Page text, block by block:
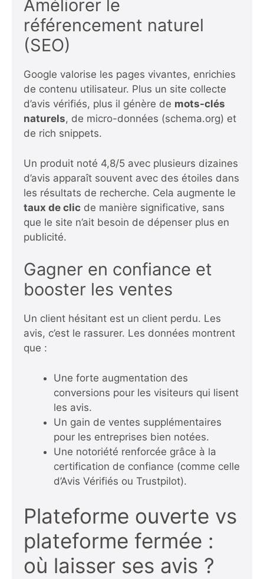
Améliorer le
référencement naturel
(SEO)
Google valorise les pages vivantes, enrichies
de contenu utilisateur. Plus un site collecte
d’avis vérifiés, plus il génère de mots-clés
naturels, de micro-données (schema.org) et
de rich snippets.
Un produit noté 4,8/5 avec plusieurs dizaines
d’avis apparaît souvent avec des étoiles dans
les résultats de recherche. Cela augmente le
taux de clic de manière significative, sans
que le site n’ait besoin de dépenser plus en
publicité.
Gagner en confiance et
booster les ventes
Un client hésitant est un client perdu. Les
avis, c’est le rassurer. Les données montrent
que :
Une forte augmentation des
conversions pour les visiteurs qui lisent
les avis.
Un gain de ventes supplémentaires
pour les entreprises bien notées.
Une notoriété renforcée grâce à la
certification de confiance (comme celle
d’Avis Vérifiés ou Trustpilot).
Plateforme ouverte vs
plateforme fermée :
où laisser ses avis ?